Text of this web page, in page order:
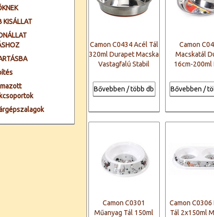
KISÁLLAT
Camon C0434 Acél Tál
320ml Durapet Macska
Vastagfalú Stabil
Bővebben / több db
Camon
Macskatál
16cm-200ml
Bővebben /
Camon C0301
Műanyag Tál 150ml
Camon C0306
Tál 2x150ml